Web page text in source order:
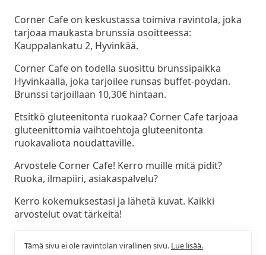
Corner Cafe on keskustassa toimiva ravintola, joka
tarjoaa maukasta brunssia osoitteessa:
Kauppalankatu 2, Hyvinkää.
Corner Cafe on todella suosittu brunssipaikka
Hyvinkäällä, joka tarjoilee runsas buffet-pöydän.
Brunssi tarjoillaan 10,30€ hintaan.
Etsitkö gluteenitonta ruokaa? Corner Cafe tarjoaa
gluteenittomia vaihtoehtoja gluteenitonta
ruokavaliota noudattaville.
Arvostele Corner Cafe! Kerro muille mitä pidit?
Ruoka, ilmapiiri, asiakaspalvelu?
Kerro kokemuksestasi ja lähetä kuvat. Kaikki
arvostelut ovat tärkeitä!
Tämä sivu ei ole ravintolan virallinen sivu. Lue lisää.